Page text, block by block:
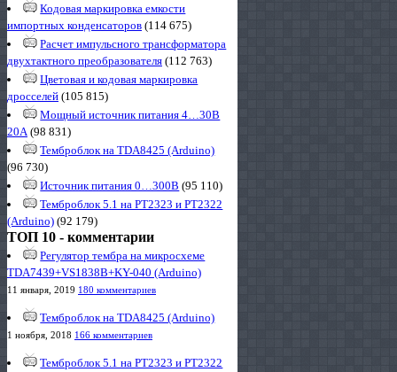
Кодовая маркировка емкости
импортных конденсаторов (114 675)
Расчет импульсного трансформатора
двухтактного преобразователя (112 763)
Цветовая и кодовая маркировка
дросселей (105 815)
Мощный источник питания 4…30В
20А (98 831)
Темброблок на TDA8425 (Arduino)
(96 730)
Источник питания 0…300В (95 110)
Темброблок 5.1 на PT2323 и PT2322
(Arduino) (92 179)
ТОП 10 - комментарии
Регулятор тембра на микросхеме
TDA7439+VS1838B+KY-040 (Arduino)
11 января, 2019 180 комментариев
Темброблок на TDA8425 (Arduino)
1 ноября, 2018 166 комментариев
Темброблок 5.1 на PT2323 и PT2322